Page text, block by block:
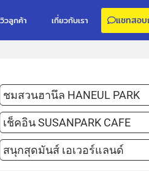
วลูกค้า เกี่ยวกับเรา แชทสอบ
ชมสวนฮานึล HANEUL PARK
เช็คอิน SUSANPARK CAFE
สนุกสุดมันส์ เอเวอร์แลนด์